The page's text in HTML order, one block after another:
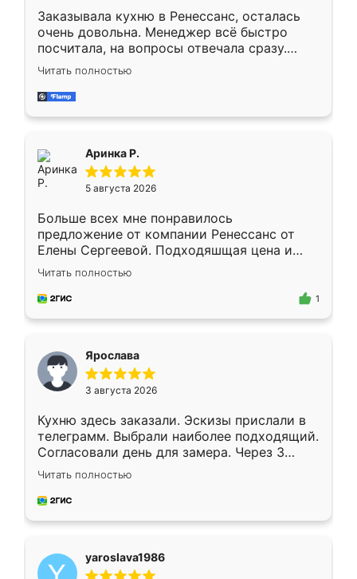
Заказывала кухню в Ренессанс, осталась
очень довольна. Менеджер всё быстро
посчитала, на вопросы отвечала сразу.
Замерщик приехал в субботу, подошёл к
делу со всей ответственностью. Собрали
за день, ребята работали аккуратно, даже
Читать полностью
Аринка Р.
5 августа 2026
Больше всех мне понравилось
предложение от компании Ренессанс от
Елены Сергеевой. Подходяшщая цена и
короткие сроки изготовления. Приехавший
для замера сотрудник Владислав
предложил по моему эскизу самый
Читать полностью
1
Ярослава
3 августа 2026
Кухню здесь заказали. Эскизы прислали в
телеграмм. Выбрали наиболее подходящий.
Согласовали день для замера. Через 3
недели кухня была уже готова. Остались
довольны работой. Спасибо Ренессанс
мебель за качественную работу!
Читать полностью
yaroslava1986